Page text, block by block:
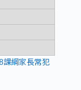
課綱家長常犯